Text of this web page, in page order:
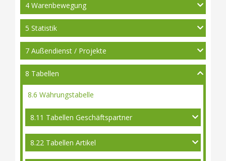
4 Warenbewegung
5 Statistik
7 Außendienst / Projekte
8 Tabellen
8.6 Währungstabelle
8.11 Tabellen Geschäftspartner
8.22 Tabellen Artikel